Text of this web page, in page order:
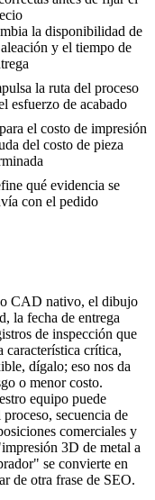
la disponibilidad de
y el tiempo de
la ruta del proceso
esfuerzo de acabado
el costo de impresión
del costo de pieza
qué evidencia se
con el pedido
o CAD nativo, el dibujo
la fecha de entrega
de inspección que
característica crítica,
dígalo; eso nos da
o menor costo.
equipo puede
secuencia de
comerciales y
3D de metal a
se convierte en
de otra frase de SEO.